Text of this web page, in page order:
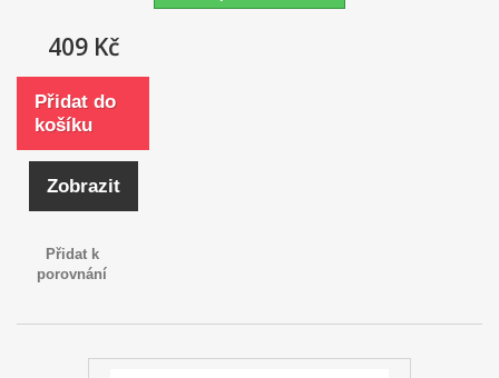
409 Kč
Přidat do
košíku
Zobrazit
Přidat k
porovnání